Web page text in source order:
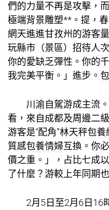
們的力量不再是攻擊，
極端背景雕塑**。提，
網天進進甘孜州的游客
玩縣市（景區）招待人
你的愛缺乏彈性。你的
我完美平衡。」進步。
川渝自駕游成主流。
看，來自成都及周邊二
游客是“配角”林天秤包養
質感包養情婦互換。你
價之重。」，占比七成
了什麼？游較上年同期
2月5日至2月6日16